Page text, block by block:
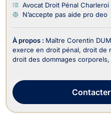
Avocat Droit Pénal Charleroi
N’accepte pas aide pro deo
À propos : Maître Corentin
exerce en droit pénal, droit de
droit des dommages
procès ou alors...
Contacter